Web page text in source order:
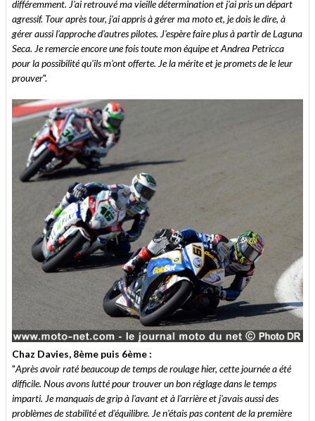
différemment. J'ai retrouvé ma vieille détermination et j'ai pris un départ
agressif. Tour après tour, j'ai appris à gérer ma moto et, je dois le dire, à
gérer aussi l'approche d'autres pilotes. J'espère faire plus à partir de Laguna
Seca. Je remercie encore une fois toute mon équipe et Andrea Petricca
pour la possibilité qu'ils m'ont offerte. Je la mérite et je promets de le leur
prouver".
Chaz Davies, 8ème puis 6ème :
"Après avoir raté beaucoup de temps de roulage hier, cette journée a été
difficile. Nous avons lutté pour trouver un bon réglage dans le temps
imparti. Je manquais de grip à l'avant et à l'arrière et j'avais aussi des
problèmes de stabilité et d'équilibre. Je n'étais pas content de la première